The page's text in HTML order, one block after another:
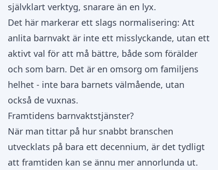
självklart verktyg, snarare än en lyx.
Det här markerar ett slags normalisering: Att
anlita barnvakt är inte ett misslyckande, utan ett
aktivt val för att må bättre, både som förälder
och som barn. Det är en omsorg om familjens
helhet - inte bara barnets välmående, utan
också de vuxnas.
Framtidens barnvaktstjänster?
När man tittar på hur snabbt branschen
utvecklats på bara ett decennium, är det tydligt
att framtiden kan se ännu mer annorlunda ut.